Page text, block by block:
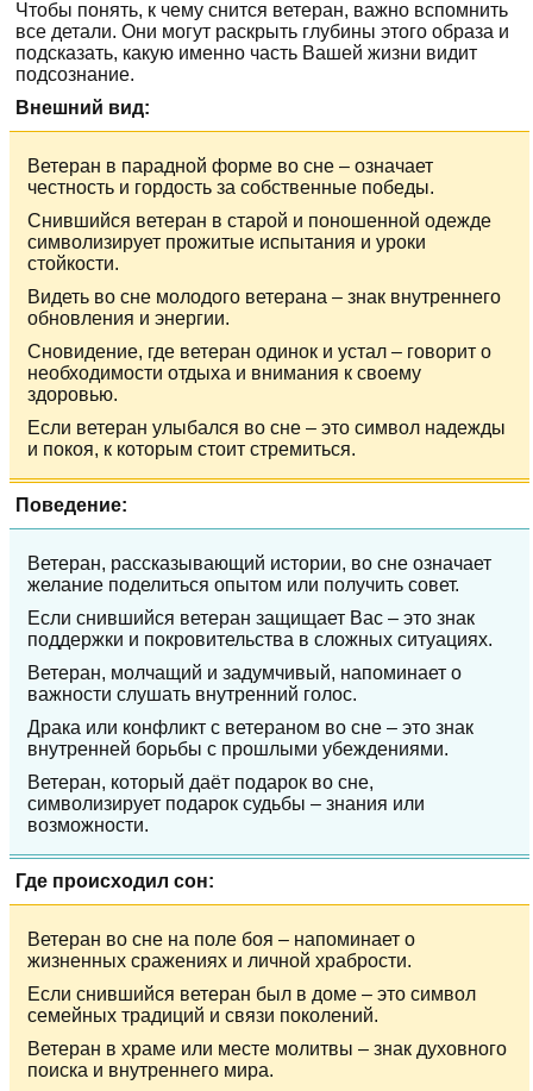
Чтобы понять, к чему снится ветеран, важно вспомнить
все детали. Они могут раскрыть глубины этого образа и
подсказать, какую именно часть Вашей жизни видит
подсознание.
Внешний вид:
Ветеран в парадной форме во сне – означает
честность и гордость за собственные победы.
Снившийся ветеран в старой и поношенной одежде
символизирует прожитые испытания и уроки
стойкости.
Видеть во сне молодого ветерана – знак внутреннего
обновления и энергии.
Сновидение, где ветеран одинок и устал – говорит о
необходимости отдыха и внимания к своему
здоровью.
Если ветеран улыбался во сне – это символ надежды
и покоя, к которым стоит стремиться.
Поведение:
Ветеран, рассказывающий истории, во сне означает
желание поделиться опытом или получить совет.
Если снившийся ветеран защищает Вас – это знак
поддержки и покровительства в сложных ситуациях.
Ветеран, молчащий и задумчивый, напоминает о
важности слушать внутренний голос.
Драка или конфликт с ветераном во сне – это знак
внутренней борьбы с прошлыми убеждениями.
Ветеран, который даёт подарок во сне,
символизирует подарок судьбы – знания или
возможности.
Где происходил сон:
Ветеран во сне на поле боя – напоминает о
жизненных сражениях и личной храбрости.
Если снившийся ветеран был в доме – это символ
семейных традиций и связи поколений.
Ветеран в храме или месте молитвы – знак духовного
поиска и внутреннего мира.